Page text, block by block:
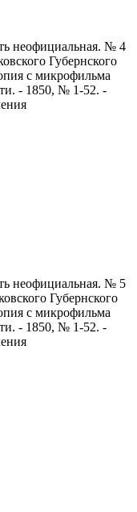
неофициальная. № 4
Губернского
с микрофильма
- 1850, № 1-52. -
неофициальная. № 5
Губернского
с микрофильма
- 1850, № 1-52. -